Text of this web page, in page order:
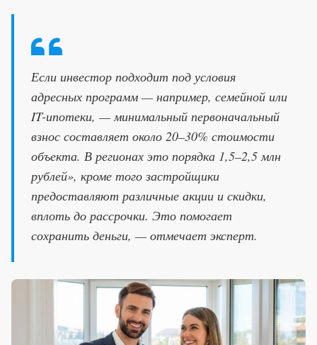
Если инвестор подходит под условия
адресных программ — например, семейной или
IT-ипотеки, — минимальный первоначальный
взнос составляет около 20–30% стоимости
объекта. В регионах это порядка 1,5–2,5 млн
рублей», кроме того застройщики
предоставляют различные акции и скидки,
вплоть до рассрочки. Это помогает
сохранить деньги, — отмечает эксперт.